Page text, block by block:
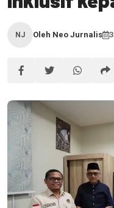
NJ Oleh Neo Jurnalis